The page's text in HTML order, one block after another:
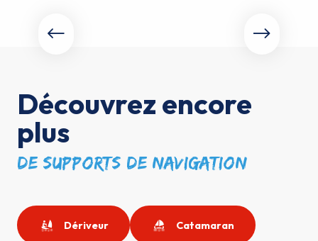
Découvrez encore
plus
de supports de navigation
Dériveur Catamaran